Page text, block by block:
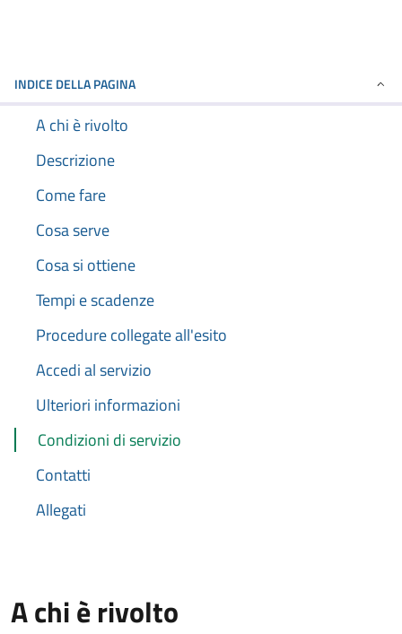
INDICE DELLA PAGINA
A chi è rivolto
Descrizione
Come fare
Cosa serve
Cosa si ottiene
Tempi e scadenze
Procedure collegate all'esito
Accedi al servizio
Ulteriori informazioni
Condizioni di servizio
Contatti
Allegati
A chi è rivolto